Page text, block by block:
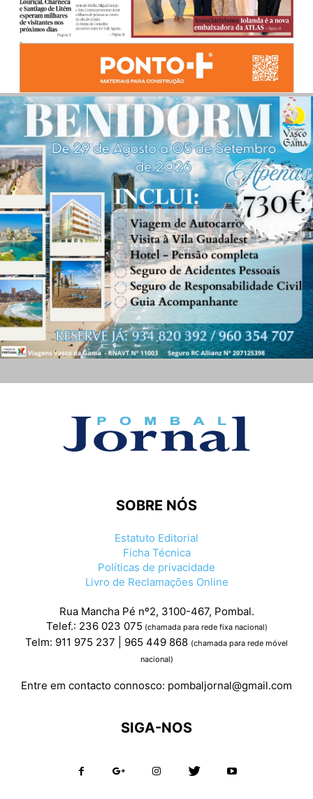
SOBRE NÓS
Estatuto Editorial
Ficha Técnica
Políticas de privacidade
Livro de Reclamações Online
Rua Mancha Pé nº2, 3100-467, Pombal.
Telef.: 236 023 075 (chamada para rede fixa nacional)
Telm: 911 975 237 | 965 449 868 (chamada para rede móvel
nacional)
Entre em contacto connosco: pombaljornal@gmail.com
SIGA-NOS